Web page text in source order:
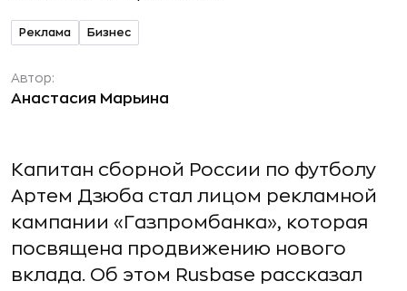
Реклама Бизнес
Автор:
Анастасия Марьина
Капитан cборной России по футболу
Артем Дзюба стал лицом рекламной
кампании «Газпромбанка», которая
посвящена продвижению нового
вклада. Об этом Rusbase рассказал